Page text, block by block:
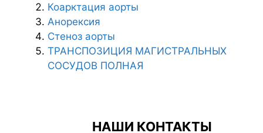
Коарктация аорты
Анорексия
Стеноз аорты
ТРАНСПОЗИЦИЯ МАГИСТРАЛЬНЫХ
СОСУДОВ ПОЛНАЯ
НАШИ КОНТАКТЫ